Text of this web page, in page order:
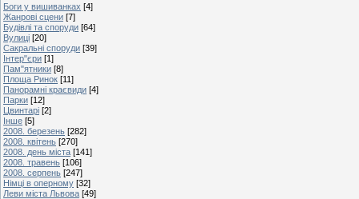
Боги у вишиванках [4]
Жанрові сцени [7]
Будівлі та споруди [64]
Вулиці [20]
Сакральні споруди [39]
Інтер"єри [1]
Пам"ятники [8]
Площа Ринок [11]
Панорамні краєвиди [4]
Парки [12]
Цвинтарі [2]
Інше [5]
2008. березень [282]
2008. квітень [270]
2008. день міста [141]
2008. травень [106]
2008. серпень [247]
Німці в оперному [32]
Леви міста Львова [49]